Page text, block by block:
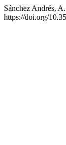
Sánchez Andrés,
https://doi.org/